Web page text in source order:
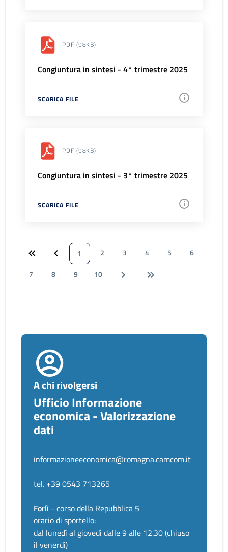
PDF (98KB)
Congiuntura in sintesi - 4° trimestre 2025
SCARICA FILE
PDF (98KB)
Congiuntura in sintesi - 3° trimestre 2025
SCARICA FILE
1 2 3 4 5
6
7
8 9 10
A chi rivolgersi
Ufficio Informazione
economica - Valorizzazione
dati
informazioneeconomica@romagna.camcom.it
tel. +39 0543 713265
Forlì - corso della Repubblica 5
orario di sportello:
dal lunedì al giovedì dalle 9 alle 12.30 (chiuso
il venerdì)